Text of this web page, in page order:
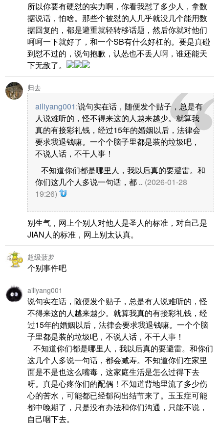
所以你要有硬怼的实力啊，你看我怼了多少人，拿数
据说话，怕啥。那些个被怼的人几乎就没几个能用数
据回复的，都是避重就轻转移话题，然后你就对他们
呵呵一下就好了，和一个SB有什么好杠的。要是真碰
到怼不过的，说句抱歉，认怂也不丢人啊，谁还能天
下无敌了。
归去
ailiyang001:说句实在话，随便发个贴子，总是有
人说难听的，怪不得来这的人越来越少。就算我
真的有接彩礼钱，经过15年的婚姻以后，法律会
要求我退钱嘛。一个个脑子里都是装的垃圾吧，
不说人话，不干人事！
不知道你们都是哪里人，我以后真的要避雷。和
你们这几个人多说一句话，都 .. (2026-01-28
19:26)
别生气，网上个别人对他人是圣人的标准，对自己是
JIAN人的标准，网上别太认真。
超级菠萝
个别事件吧
ailiyang001
说句实在话，随便发个贴子，总是有人说难听的，怪
不得来这的人越来越少。就算我真的有接彩礼钱，经
过15年的婚姻以后，法律会要求我退钱嘛。一个个脑
子里都是装的垃圾吧，不说人话，不干人事！
不知道你们都是哪里人，我以后真的要避雷。和你们
这几个人多说一句话，都会减寿。不知道你们在家里
面是不是也这么嘴毒，这家庭生活是怎么过得下去
呀。真是心疼你们的配偶！不知道背地里流了多少伤
心的苦水，可能都已经郁闷出结节来了。玉玉症可能
都中晚期了，只是没有办法和你们沟通，只能不说，
自己咽下去。